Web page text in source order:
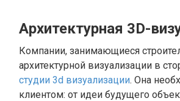
Архитектурная 3D-
Компании, занимающиеся
архитектурной визуализации в
студии 3d визуализации. Она
клиентом: от идеи будущего